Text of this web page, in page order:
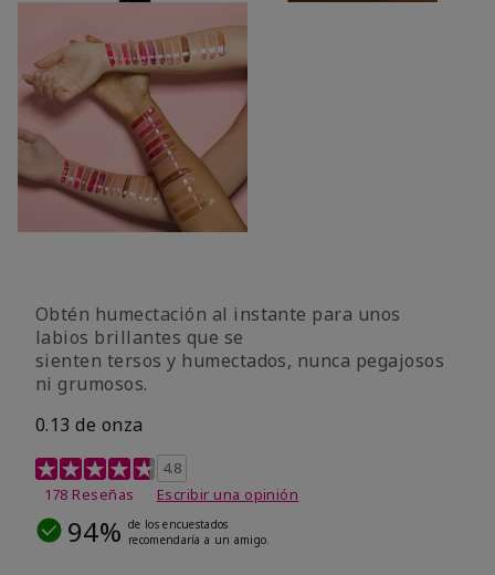
Obtén humectación al instante para unos
labios brillantes que se
sienten tersos y humectados, nunca pegajosos
ni grumosos.
0.13 de onza
Calificación de clientes de 4,8 de 5
4.8
178 Reseñas
Escribir una opinión
94% de los encuestados
recomendaría a un amigo.